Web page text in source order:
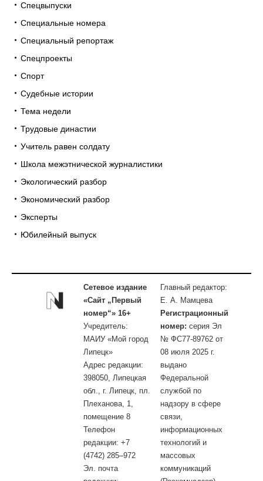
Спецвыпуски
Специальные номера
Специальный репортаж
Спецпроекты
Спорт
Судебные истории
Тема недели
Трудовые династии
Учитель равен солдату
Школа межэтнической журналистики
Экологический разбор
Экономический разбор
Эксперты
Юбилейный выпуск
Сетевое издание
«Сайт „Первый
номер“» 16+
Учредитель:
МАИУ «Мой город
Липецк»
Адрес редакции:
398050, Липецкая
обл., г. Липецк, пл.
Плеханова, 1,
помещение 8
Телефон
редакции: +7
(4742) 285–972
Эл. почта
Главный редактор:
Е. А. Мамцева
Регистрационный
номер: серия Эл
№ ФС77-89762 от
08 июля 2025 г.
выдано
Федеральной
службой по
надзору в сфере
связи,
информационных
технологий и
массовых
коммуникаций